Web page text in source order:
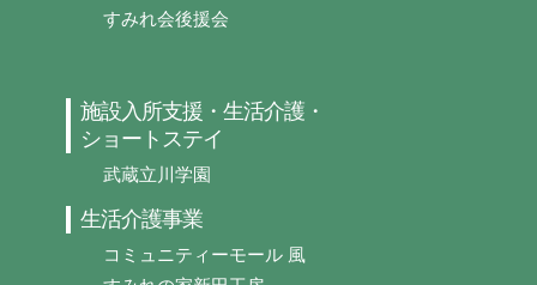
すみれ会後援会
施設入所支援・生活介護・
ショートステイ
武蔵立川学園
生活介護事業
コミュニティーモール 風